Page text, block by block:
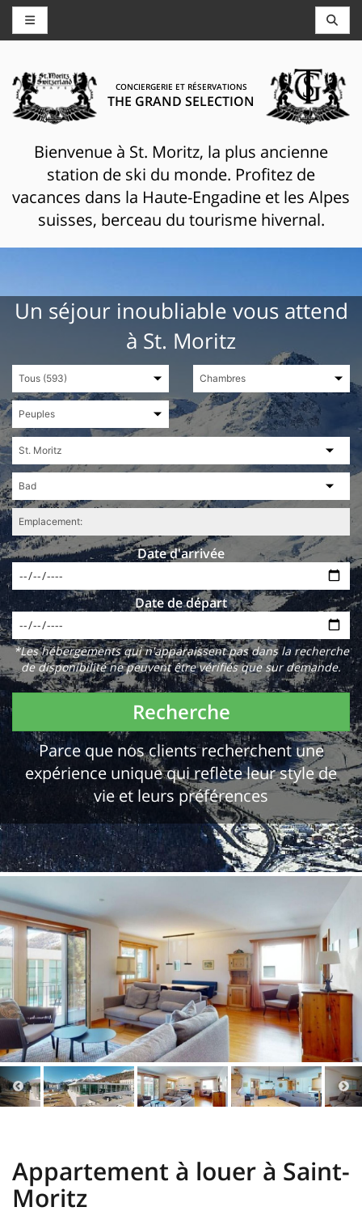
CONCIERGERIE ET RÉSERVATIONS
THE GRAND SELECTION
Bienvenue à St. Moritz, la plus ancienne
station de ski du monde. Profitez de
vacances dans la Haute-Engadine et les Alpes
suisses, berceau du tourisme hivernal.
Un séjour inoubliable vous attend
à St. Moritz
Date d'arrivée
Date de départ
*Les hébergements qui n'apparaissent pas dans la recherche
de disponibilité ne peuvent être vérifiés que sur demande.
Recherche
Parce que nos clients recherchent une
expérience unique qui reflète leur style de
vie et leurs préférences
Appartement à louer à Saint-
Moritz